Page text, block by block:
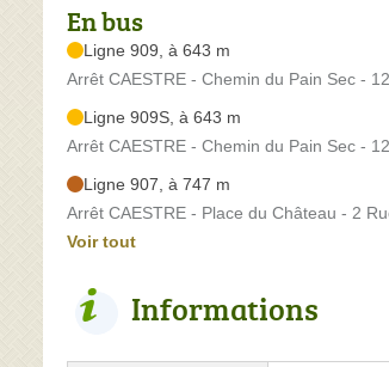
En bus
Ligne 909, à 643 m
Arrêt CAESTRE - Chemin du Pain Sec -
Ligne 909S, à 643 m
Arrêt CAESTRE - Chemin du Pain Sec -
Ligne 907, à 747 m
Arrêt CAESTRE - Place du Château - 2
Voir tout
Informations